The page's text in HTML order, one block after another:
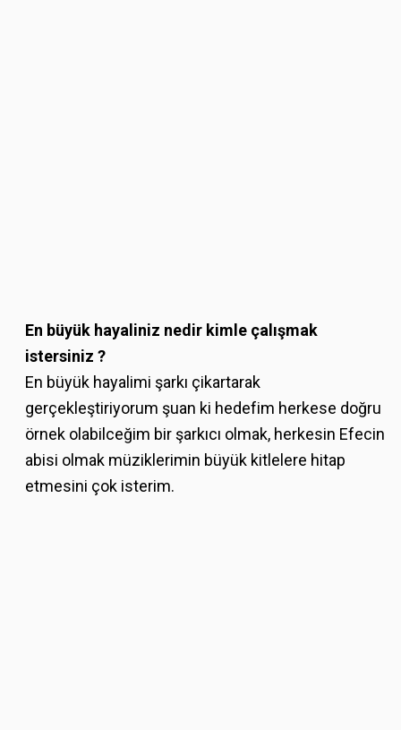
En büyük hayaliniz nedir kimle çalışmak
istersiniz ?
En büyük hayalimi şarkı çikartarak
gerçekleştiriyorum şuan ki hedefim herkese doğru
örnek olabilceğim bir şarkıcı olmak, herkesin Efecin
abisi olmak müziklerimin büyük kitlelere hitap
etmesini çok isterim.